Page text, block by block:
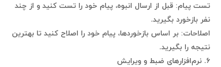
تست پیام: قبل از ارسال انبوه، پیام خود را تست کنید و از چند
نفر بازخورد بگیرید.
اصلاحات: بر اساس بازخوردها، پیام خود را اصلاح کنید تا بهترین
نتیجه را بگیرید.
۶. نرم‌افزارهای ضبط و ویرایش